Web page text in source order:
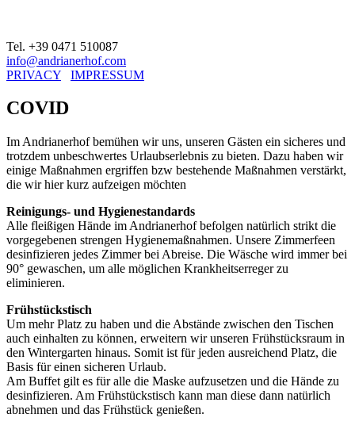
Tel. +39 0471 510087
info@andrianerhof.com
PRIVACY
IMPRESSUM
COVID
Im Andrianerhof bemühen wir uns, unseren Gästen ein sicheres und
trotzdem unbeschwertes Urlaubserlebnis zu bieten. Dazu haben wir
einige Maßnahmen ergriffen bzw bestehende Maßnahmen verstärkt,
die wir hier kurz aufzeigen möchten
Reinigungs- und Hygienestandards
Alle fleißigen Hände im Andrianerhof befolgen natürlich strikt die
vorgegebenen strengen Hygienemaßnahmen. Unsere Zimmerfeen
desinfizieren jedes Zimmer bei Abreise. Die Wäsche wird immer bei
90° gewaschen, um alle möglichen Krankheitserreger zu
eliminieren.
Frühstückstisch
Um mehr Platz zu haben und die Abstände zwischen den Tischen
auch einhalten zu können, erweitern wir unseren Frühstücksraum in
den Wintergarten hinaus. Somit ist für jeden ausreichend Platz, die
Basis für einen sicheren Urlaub.
Am Buffet gilt es für alle die Maske aufzusetzen und die Hände zu
desinfizieren. Am Frühstückstisch kann man diese dann natürlich
abnehmen und das Frühstück genießen.